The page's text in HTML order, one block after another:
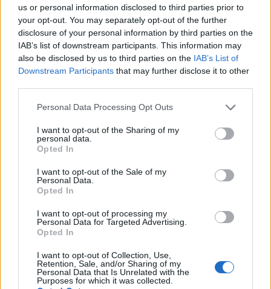
us or personal information disclosed to third parties prior to
your opt-out. You may separately opt-out of the further
disclosure of your personal information by third parties on the
IAB’s list of downstream participants. This information may
also be disclosed by us to third parties on the IAB’s List of
Downstream Participants that may further disclose it to other
Please note that this website/app uses one or more Google
not limited to your visit or usage behaviour. You may click to
grant or deny consent to Google and its third-party tags to
use your data for below specified purposes in below Google
consent section.
Personal Data Processing Opt Outs
I want to opt-out of the Sharing of my
personal data.
Opted In
I want to opt-out of the Sale of my
Personal Data.
Opted In
I want to opt-out of processing my
Personal Data for Targeted Advertising.
Opted In
I want to opt-out of Collection, Use,
Retention, Sale, and/or Sharing of my
Personal Data that Is Unrelated with the
Purposes for which it was collected.
Cosa succede ora
L’inchiesta rivela che il prossimo passo operativo
atteso è la pubblicazione, a Bruxelles, di bandi
tematici orientati al trasferimento tecnologico e al
de‑risking. I documenti visionati propongono
strumenti finanziari condizionali, voucher per
industrializzazione e partnership per test in
ambiente reale. Le prove raccolte indicano che
finanziamenti europei, investimenti privati e servizi
di accompagnamento industriale. Il prossimo
sviluppo atteso è la definizione, a Bruxelles, di linee
di finanziamento che rendano operativo questo
Roberto Investigator: i documenti in nostro